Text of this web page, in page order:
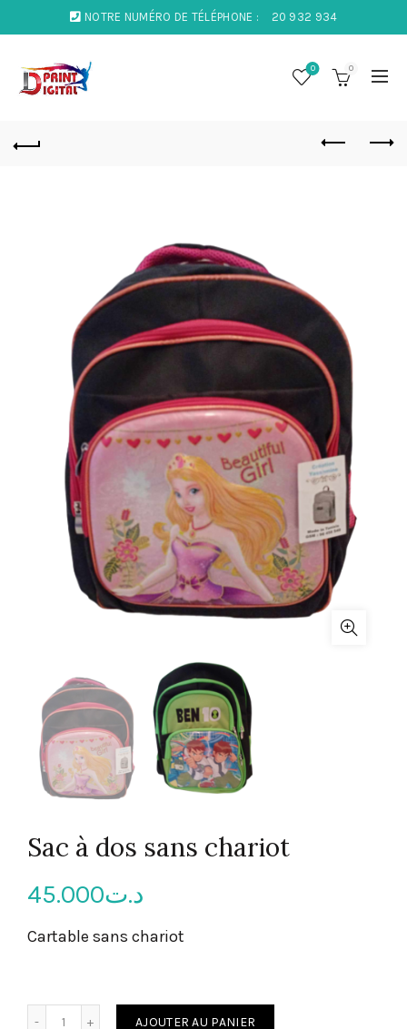
NOTRE NUMÉRO DE TÉLÉPHONE : 20 932 934
0 0
Sac à dos sans chariot
د.ت45.000
Cartable sans chariot
AJOUTER AU PANIER